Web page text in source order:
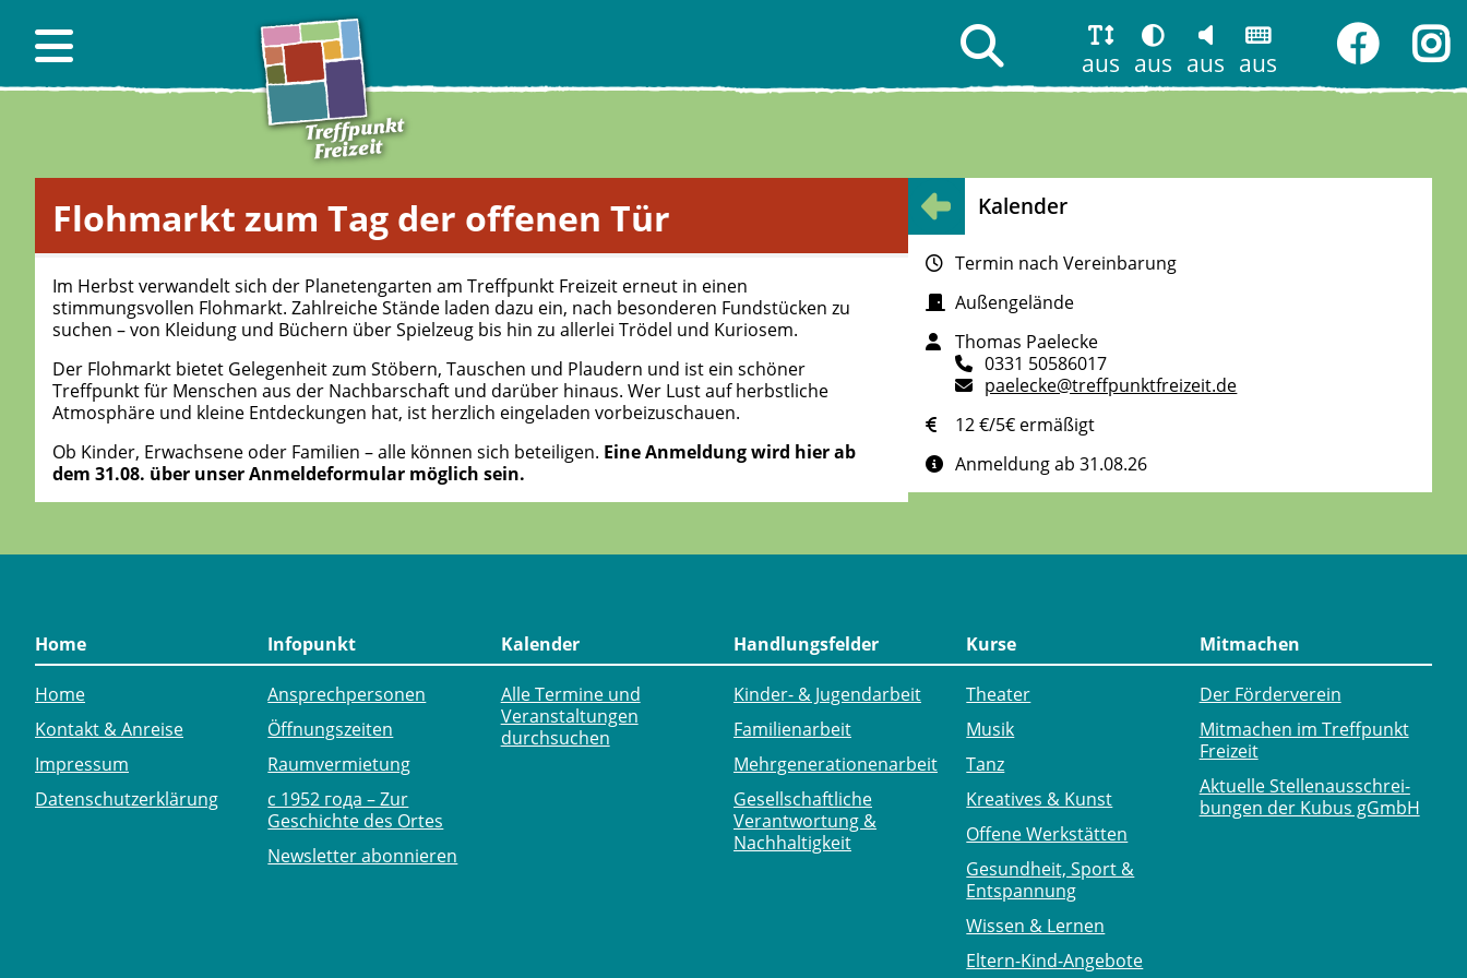
aus aus aus aus
Flohmarkt zum Tag der offenen Tür
Im Herbst verwandelt sich der Planetengarten am Treffpunkt Freizeit erneut in einen
stimmungsvollen Flohmarkt. Zahlreiche Stände laden dazu ein, nach besonderen Fundstücken zu
suchen – von Kleidung und Büchern über Spielzeug bis hin zu allerlei Trödel und Kuriosem.
Der Flohmarkt bietet Gelegenheit zum Stöbern, Tauschen und Plaudern und ist ein schöner
Treffpunkt für Menschen aus der Nachbarschaft und darüber hinaus. Wer Lust auf herbstliche
Atmosphäre und kleine Entdeckungen hat, ist herzlich eingeladen vorbeizuschauen.
Ob Kinder, Erwachsene oder Familien – alle können sich beteiligen. Eine Anmeldung wird hier ab
dem 31.08. über unser Anmeldeformular möglich sein.
Kalender
Termin nach Vereinbarung
Außengelände
Thomas Paelecke
0331 50586017
paelecke@treffpunktfreizeit.de
12 €/5€ ermäßigt
Anmeldung ab 31.08.26
Home
Home
Kontakt & Anreise
Impressum
Datenschutzerklärung
Infopunkt
Ansprechpersonen
Öffnungszeiten
Raumvermietung
с 1952 года – Zur
Geschichte des Ortes
Newsletter abonnieren
Kalender
Alle Termine und
Veranstaltungen
durchsuchen
Handlungsfelder
Kinder- & Jugendarbeit
Familienarbeit
Mehr­generationen­arbeit
Gesellschaftliche
Verantwortung &
Nachhaltigkeit
Kurse
Theater
Musik
Tanz
Kreatives & Kunst
Offene Werkstätten
Gesundheit, Sport &
Entspannung
Wissen & Lernen
Eltern-Kind-Angebote
Mitmachen
Der Förderverein
Mitmachen im Treffpunkt
Freizeit
Aktuelle Stellen­ausschrei­
bungen der Kubus gGmbH